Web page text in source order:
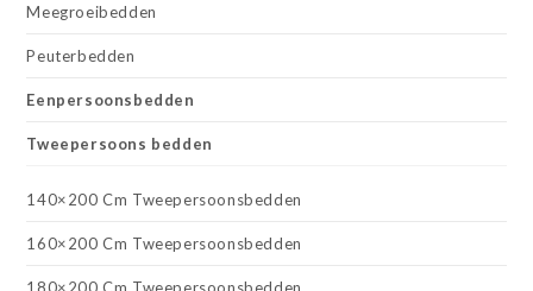
Meegroeibedden
Peuterbedden
Eenpersoonsbedden
Tweepersoons bedden
140×200 Cm Tweepersoonsbedden
160×200 Cm Tweepersoonsbedden